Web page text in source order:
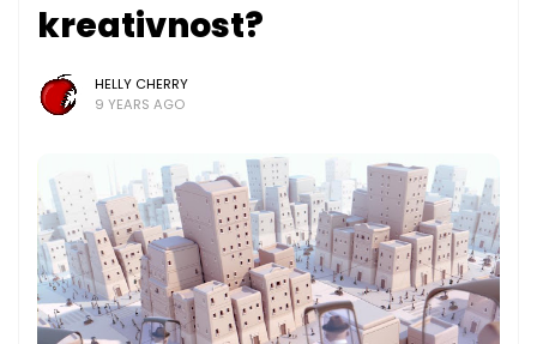
kreativnost?
HELLY CHERRY
9 YEARS AGO